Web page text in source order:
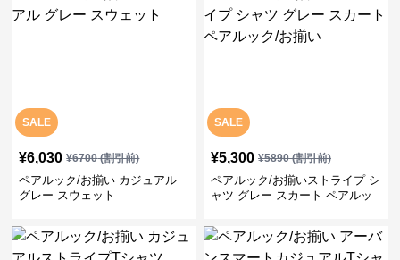
SALE
¥6,030 ¥6700(割引前)
ペアルック/お揃い カジュアル
グレー スウェット
SALE
¥5,300 ¥5890(割引前)
ペアルック/お揃いストライプ シ
ャツ グレー スカート ペアルッ